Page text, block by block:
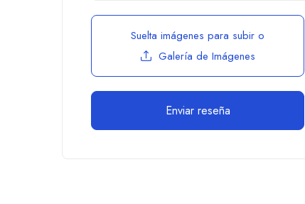
Suelta imágenes para subir o
Galería de Imágenes